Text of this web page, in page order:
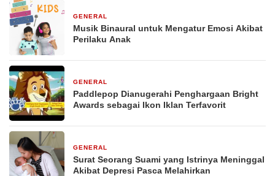
GENERAL
Musik Binaural untuk Mengatur Emosi Akibat
Perilaku Anak
GENERAL
Paddlepop Dianugerahi Penghargaan Bright
Awards sebagai Ikon Iklan Terfavorit
GENERAL
Surat Seorang Suami yang Istrinya Meninggal
Akibat Depresi Pasca Melahirkan